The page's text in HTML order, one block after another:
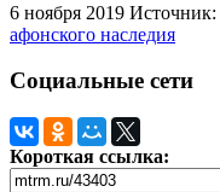
6 ноября 2019 Источник:
афонского наследия
Социальные сети
Короткая ссылка: